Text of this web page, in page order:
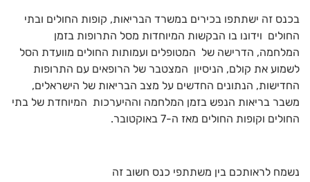
בכנס זה ישתתפו בכירים במשרד הבריאות, קופות החולים ובתי
החולים וידונו בו הבקשות המיוחדות מסל התרופות בזמן
המלחמה, הדרישה של המטופלים ועמותות החולים מוועדת הסל
לשמוע את קולם, הניסיון המצטבר של הרופאים עם התרופות
החדישות, הנתונים החדשים על מצב הבריאות של הישראלים,
משבר בריאות הנפש בזמן המלחמה וההיערכות המיוחדת של בתי
החולים וקופות החולים מאז ה-7 באוקטובר.
נשמח לראותכם בין משתתפי כנס חשוב זה